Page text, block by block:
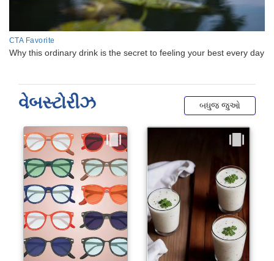
વેબસ્ટોરીઝ બધુજ જુઓ